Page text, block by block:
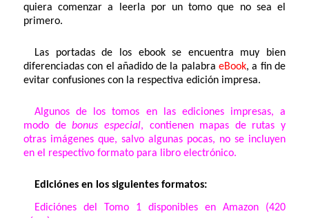
quiera comenzar a leerla por un tomo que no sea el
primero.
Las portadas de los ebook se encuentra muy bien
diferenciadas con el añadido de la palabraeBook, a fin de
evitar confusiones con la respectiva edición impresa.
Algunos de los tomos en las ediciones impresas, a
modo debonus especial, contienen mapas de rutas y
otras imágenes que, salvo algunas pocas, no se incluyen
en el respectivo formato para libro electrónico.
Ediciónes en los siguientes formatos:
Ediciónes del Tomo 1 disponibles en Amazon (420